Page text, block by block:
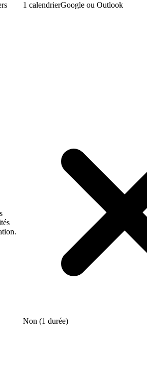
1 calendrierGoogle ou Outlook
Non (1 durée)